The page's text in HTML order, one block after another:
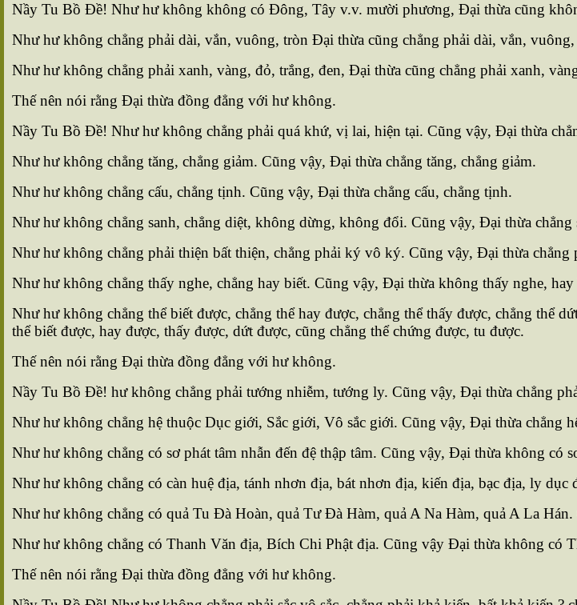
Nầy Tu Bồ Ðề! Như hư không không có Ðông, Tây v.v. mười phương, Ðại thừa cũng
Như hư không chẳng phải dài, vắn, vuông, tròn Ðại thừa cũng chẳng phải dài, vắn,
Như hư không chẳng phải xanh, vàng, đỏ, trắng, đen, Ðại thừa cũng chẳng phải xanh,
Thế nên nói rằng Ðại thừa đồng đẳng với hư không.
Nầy Tu Bồ Ðề! Như hư không chẳng phải quá khứ, vị lai, hiện tại. Cũng vậy, Ðại thừa
Như hư không chẳng tăng, chẳng giảm. Cũng vậy, Ðại thừa chẳng tăng, chẳng giảm.
Như hư không chẳng cấu, chẳng tịnh. Cũng vậy, Ðại thừa chẳng cấu, chẳng tịnh.
Như hư không chẳng sanh, chẳng diệt, không dừng, không đổi. Cũng vậy, Ðại thừa
Như hư không chẳng phải thiện bất thiện, chẳng phải ký vô ký. Cũng vậy, Ðại thừa
Như hư không chẳng thấy nghe, chẳng hay biết. Cũng vậy, Ðại thừa không thấy nghe, hay
Như hư không chẳng thể biết được, chẳng thể hay được, chẳng thể thấy được, chẳng thể
thể biết được, hay được, thấy được, dứt được, cũng chẳng thể chứng được, tu được.
Thế nên nói rằng Ðại thừa đồng đẳng với hư không.
Nầy Tu Bồ Ðề! hư không chẳng phải tướng nhiễm, tướng ly. Cũng vậy, Ðại thừa chẳng
Như hư không chẳng hệ thuộc Dục giới, Sắc giới, Vô sắc giới. Cũng vậy, Ðại thừa chẳng
Như hư không chẳng có sơ phát tâm nhẫn đến đệ thập tâm. Cũng vậy, Ðại thừa không có
Như hư không chẳng có càn huệ địa, tánh nhơn địa, bát nhơn địa, kiến địa, bạc địa, ly
Như hư không chẳng có quả Tu Ðà Hoàn, quả Tư Ðà Hàm, quả A Na Hàm, quả A La
Như hư không chẳng có Thanh Văn địa, Bích Chi Phật địa. Cũng vậy Ðại thừa không có
Thế nên nói rằng Ðại thừa đồng đẳng với hư không.